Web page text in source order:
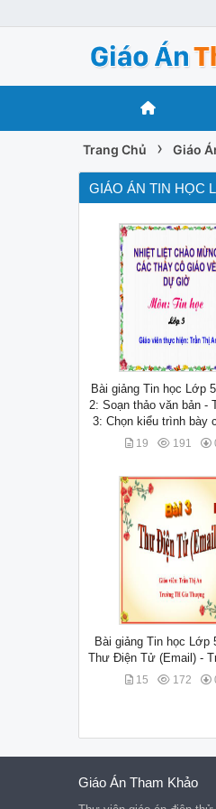
Trang Chủ › Giáo
GIÁO ÁN TIN HỌC
Bài giảng Tin học Lớp
2: Soạn thảo văn bản -
3: Chọn kiểu trình bày
19 191
Bài giảng Tin học Lớp
Thư Điện Tử (Email) -
15 172
Giáo Án Tham Khảo